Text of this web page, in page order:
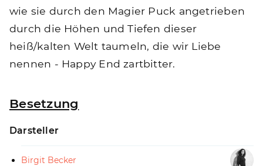
wie sie durch den Magier Puck angetrieben
durch die Höhen und Tiefen dieser
heiß/kalten Welt taumeln, die wir Liebe
nennen - Happy End zartbitter.
Besetzung
Darsteller
Birgit Becker